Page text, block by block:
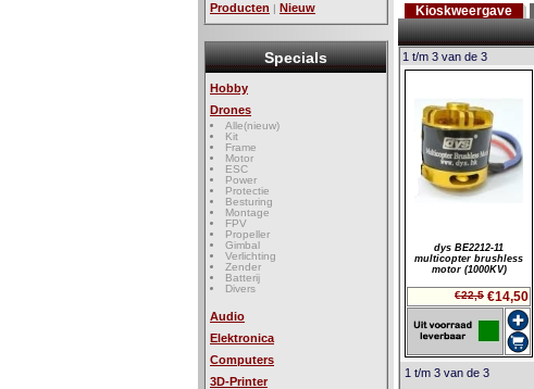
Producten | Nieuw
Specials
Hobby
Drones
Alle(nieuw)
Kit
Frame
Motor
ESC
Power
Protectie
Besturing
Montage
FPV
Propeller
Gimbal
Verlichting
Zender
Batterij
Divers
Audio
Elektronica
Computers
3D-Printer
Kioskweergave
1 t/m 3 van de 3
dys BE2212-11
multicopter brushless
motor (1000KV)
€22,5 €14,50
1 t/m 3 van de 3